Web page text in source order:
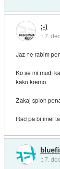
;-)
::7.
Jaz ne rabim
Ko se mi mudi
kako kremo.
Zakaj sploh
Rad pa bi imel
::7.